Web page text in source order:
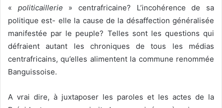
« politicaillerie » centrafricaine? L’incohérence de sa
politique est- elle la cause de la désaffection généralisée
manifestée par le peuple? Telles sont les questions qui
défraient autant les chroniques de tous les médias
centrafricains, qu’elles alimentent la commune renommée
Banguissoise.
A vrai dire, à juxtaposer les paroles et les actes de la